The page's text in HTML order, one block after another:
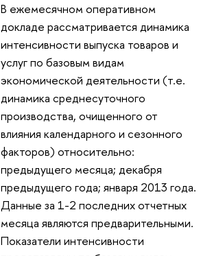
В ежемесячном оперативном
докладе рассматривается динамика
интенсивности выпуска товаров и
услуг по базовым видам
экономической деятельности (т.е.
динамика среднесуточного
производства, очищенного от
влияния календарного и сезонного
факторов) относительно:
предыдущего месяца; декабря
предыдущего года; января 2013 года.
Данные за 1-2 последних отчетных
месяца являются предварительными.
Показатели интенсивности